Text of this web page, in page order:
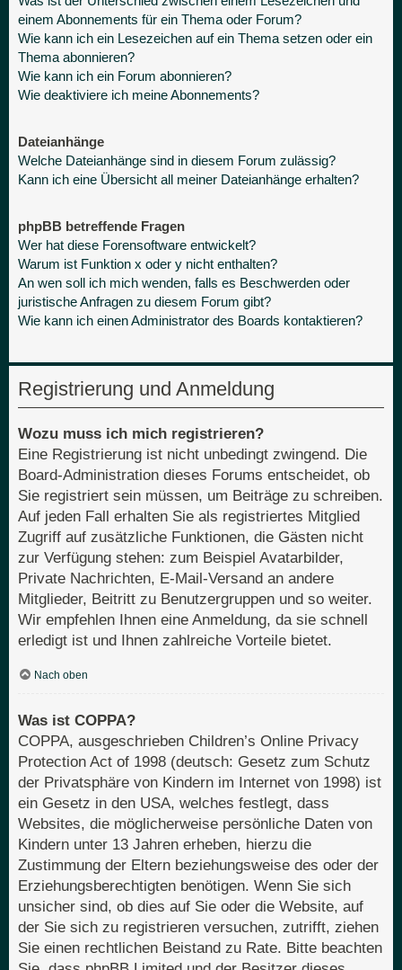
einem Abonnements für ein Thema oder Forum?
Wie kann ich ein Lesezeichen auf ein Thema setzen oder ein
Thema abonnieren?
Wie kann ich ein Forum abonnieren?
Wie deaktiviere ich meine Abonnements?
Dateianhänge
Welche Dateianhänge sind in diesem Forum zulässig?
Kann ich eine Übersicht all meiner Dateianhänge erhalten?
phpBB betreffende Fragen
Wer hat diese Forensoftware entwickelt?
Warum ist Funktion x oder y nicht enthalten?
An wen soll ich mich wenden, falls es Beschwerden oder
juristische Anfragen zu diesem Forum gibt?
Wie kann ich einen Administrator des Boards kontaktieren?
Registrierung und Anmeldung
Wozu muss ich mich registrieren?
Eine Registrierung ist nicht unbedingt zwingend. Die
Board-Administration dieses Forums entscheidet, ob
Sie registriert sein müssen, um Beiträge zu schreiben.
Auf jeden Fall erhalten Sie als registriertes Mitglied
Zugriff auf zusätzliche Funktionen, die Gästen nicht
zur Verfügung stehen: zum Beispiel Avatarbilder,
Private Nachrichten, E-Mail-Versand an andere
Mitglieder, Beitritt zu Benutzergruppen und so weiter.
Wir empfehlen Ihnen eine Anmeldung, da sie schnell
erledigt ist und Ihnen zahlreiche Vorteile bietet.
Nach oben
Was ist COPPA?
COPPA, ausgeschrieben Children’s Online Privacy
Protection Act of 1998 (deutsch: Gesetz zum Schutz
der Privatsphäre von Kindern im Internet von 1998) ist
ein Gesetz in den USA, welches festlegt, dass
Websites, die möglicherweise persönliche Daten von
Kindern unter 13 Jahren erheben, hierzu die
Zustimmung der Eltern beziehungsweise des oder der
Erziehungsberechtigten benötigen. Wenn Sie sich
unsicher sind, ob dies auf Sie oder die Website, auf
der Sie sich zu registrieren versuchen, zutrifft, ziehen
Sie einen rechtlichen Beistand zu Rate. Bitte beachten